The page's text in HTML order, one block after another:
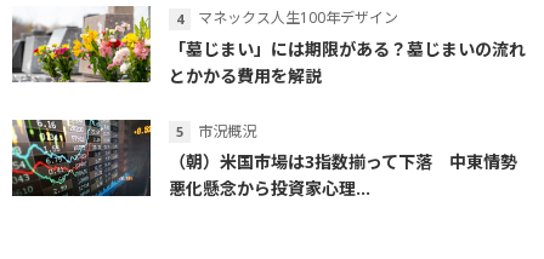
マネックス人生100年デザイン
「墓じまい」には期限がある？墓じまいの流れ
とかかる費用を解説
市況概況
（朝）米国市場は3指数揃って下落 中東情勢
悪化懸念から投資家心理...